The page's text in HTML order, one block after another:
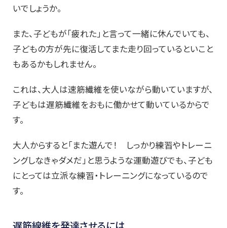
いでしょうか。
また、子どもが「疲れた」と言って一緒に休んでいても、
子どもの方が先に復活してまた走り回っているといこと
もあるかもしれません。
これは、大人は速筋繊維を使いながら動いていますが、
子どもは遅筋繊維をおもに働かせて動いているからで
す。
大人からすると「また遊んで！ しっかり練習やトレーニ
ングしなきゃダメだ」と思うような運動遊びでも、子ども
にとっては立派な練習・トレーニングになっているので
す。